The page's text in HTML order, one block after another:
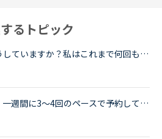
るトピック
皆さん、予約の管理はどうしていますか？私はこれまで何回も予約していたのを忘れてキャンセルになり、コインを無駄に使ってしまうことがあって、実は一昨日も予約時間が終わってから気が付く始末。いつも同じ時...
カランを受講しています。一週間に3～4回のペースで予約しています。復習ができなかったときはみなさんどうしているのか教えて下さい。予約を週明けにまとめて数日間しています。仕事の関係等で復習ができないと...